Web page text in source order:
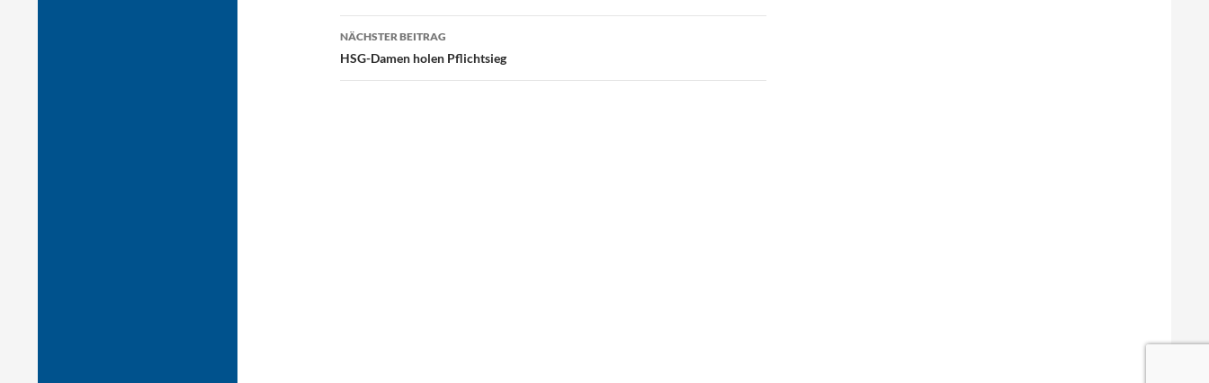
NÄCHSTER BEITRAG
HSG-Damen holen Pflichtsieg